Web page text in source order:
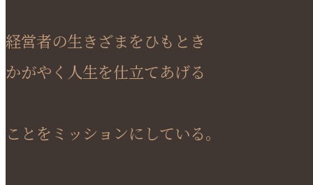
経営者の生きざまをひもとき
かがやく人生を仕立てあげる
ことをミッションにしている。